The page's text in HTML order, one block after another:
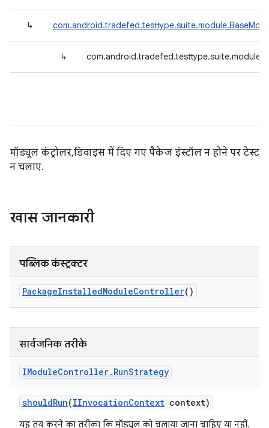
↳
↳
मॉड्यूल कंट्रोलर, डिवाइस में दिए गए पैकेज इंस्टॉल न होने पर टेस्ट
न चलाए.
खास जानकारी
पब्लिक कंस्ट्रक्टर
PackageInstalledModuleController()
सार्वजनिक तरीके
IModuleController. RunStrategy
shouldRun(IInvocationContext context)
यह तय करने का तरीका कि मॉड्यूल को चलाया जाना चाहिए या नहीं.